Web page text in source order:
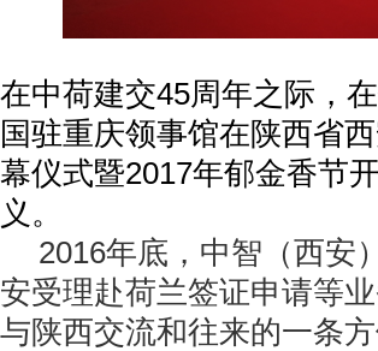
在中荷建交45周年之际，
国驻重庆领事馆在陕西省
幕仪式暨2017年郁金香节
义。
2016年底，中智（西安
安受理赴荷兰签证申请等
与陕西交流和往来的一条